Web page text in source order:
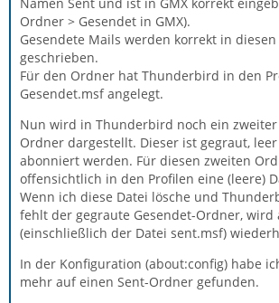
Ordner > Gesendet in GMX).
Gesendete Mails werden korrekt in
geschrieben.
Für den Ordner hat Thunderbird in den
Gesendet.msf angelegt.
Nun wird in Thunderbird noch ein zweiter
Ordner dargestellt. Dieser ist gegraut,
abonniert werden. Für diesen zweiten
offensichtlich in den Profilen eine (leere)
Wenn ich diese Datei lösche und
fehlt der gegraute Gesendet-Ordner, wird
(einschließlich der Datei sent.msf)
In der Konfiguration (about:config) habe
mehr auf einen Sent-Ordner gefunden.